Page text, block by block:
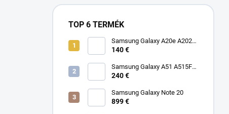
TOP 6 TERMÉK
Samsung Galaxy A20e A202F
Dual SIM
140 €
Samsung Galaxy A51 A515F
Dual SIM
240 €
Samsung Galaxy Note 20
899 €